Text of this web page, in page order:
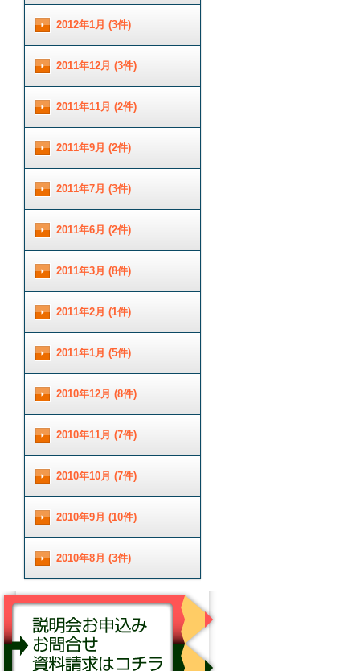
2012年1月 (3件)
2011年12月 (3件)
2011年11月 (2件)
2011年9月 (2件)
2011年7月 (3件)
2011年6月 (2件)
2011年3月 (8件)
2011年2月 (1件)
2011年1月 (5件)
2010年12月 (8件)
2010年11月 (7件)
2010年10月 (7件)
2010年9月 (10件)
2010年8月 (3件)